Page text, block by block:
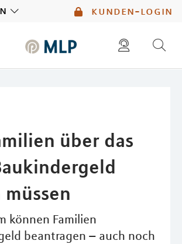
kunden-login
über das
können Familien
beantragen – auch noch